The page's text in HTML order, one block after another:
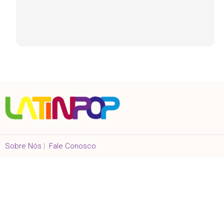
Sobre Nós | Fale Conosco